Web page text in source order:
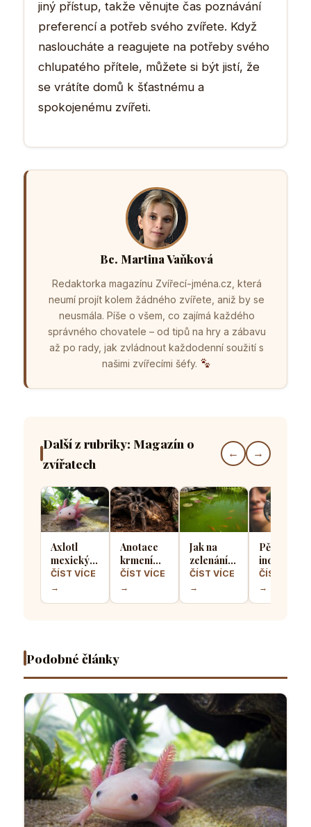
jiný přístup, takže věnujte čas poznávání
preferencí a potřeb svého zvířete. Když
nasloucháte a reagujete na potřeby svého
chlupatého přítele, můžete si být jistí, že
se vrátíte domů k šťastnému a
spokojenému zvířeti.
Bc. Martina Vaňková
Redaktorka magazínu Zvířecí-jména.cz, která
neumí projít kolem žádného zvířete, aniž by se
neusmála. Píše o všem, co zajímá každého
správného chovatele – od tipů na hry a zábavu
až po rady, jak zvládnout každodenní soužití s
našimi zvířecími šéfy.
Další z rubriky: Magazín o
zvířatech
← →
Axlotl
mexický v
domácím
akváriu:
Co
fascinující
vodní
dráček
ČÍST VÍCE
→
Anotace
krmení
sklípkanů:
Jak často
krmit
ČÍST VÍCE
→
Jak na
zelenání
vody v
zahradním
jezírku, co
ČÍST VÍCE
→
Pět
aktivit,
které
spolehlivě
ČÍST VÍCE
→
Podobné články